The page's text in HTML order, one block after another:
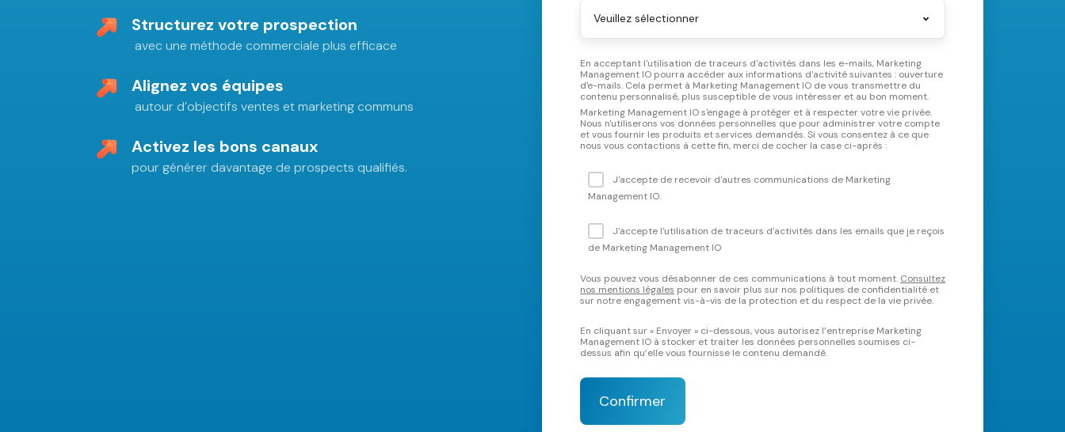
Structurez votre prospection
avec une méthode commerciale plus efficace
Alignez vos équipes
autour d’objectifs ventes et marketing communs
Activez les bons canaux
pour générer davantage de prospects qualifiés.
En acceptant l'utilisation de traceurs d'activités dans les e-mails, Marketing
Management IO pourra accéder aux informations d'activité suivantes : ouverture
d'e-mails. Cela permet à Marketing Management IO de vous transmettre du
contenu personnalisé, plus susceptible de vous intéresser et au bon moment.
Marketing Management IO s'engage à protéger et à respecter votre vie privée.
Nous n'utiliserons vos données personnelles que pour administrer votre compte
et vous fournir les produits et services demandés. Si vous consentez à ce que
nous vous contactions à cette fin, merci de cocher la case ci-après :
J'accepte de recevoir d'autres communications de Marketing
Management IO.
J'accepte l'utilisation de traceurs d'activités dans les emails que je reçois
de Marketing Management IO
Vous pouvez vous désabonner de ces communications à tout moment. Consultez
nos mentions légales pour en savoir plus sur nos politiques de confidentialité et
sur notre engagement vis-à-vis de la protection et du respect de la vie privée.
En cliquant sur « Envoyer » ci-dessous, vous autorisez l’entreprise Marketing
Management IO à stocker et traiter les données personnelles soumises ci-
dessus afin qu’elle vous fournisse le contenu demandé.